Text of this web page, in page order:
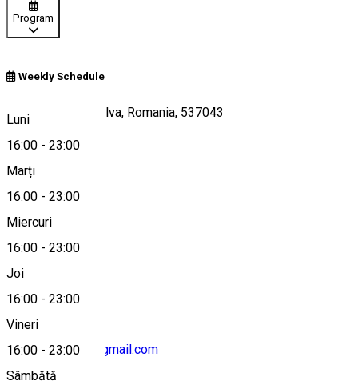
Program
Weekly Schedule
Luni
16:00 - 23:00
Marți
16:00 - 23:00
Miercuri
16:00 - 23:00
Joi
16:00 - 23:00
Vineri
16:00 - 23:00
Sâmbătă
346.szám, Bankfalva, Romania, 537043
Hartă
kurucz.elvira69@gmail.com